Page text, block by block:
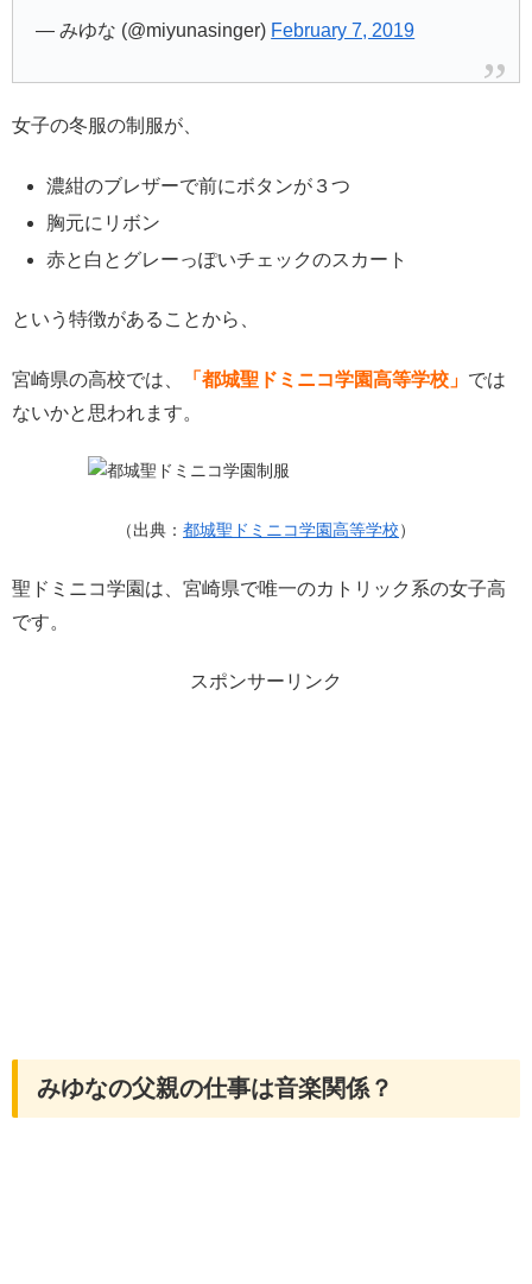
— みゆな (@miyunasinger) February 7, 2019
女子の冬服の制服が、
濃紺のブレザーで前にボタンが３つ
胸元にリボン
赤と白とグレーっぽいチェックのスカート
という特徴があることから、
宮崎県の高校では、 「都城聖ドミニコ学園高等学校」 では
ないかと思われます。
（出典： 都城聖ドミニコ学園高等学校）
聖ドミニコ学園は、宮崎県で唯一のカトリック系の女子高
です。
スポンサーリンク
みゆなの父親の仕事は音楽関係？